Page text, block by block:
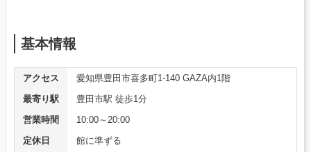
基本情報
アクセス
愛知県豊田市喜多町1-140 GAZA内1階
最寄り駅
豊田市駅 徒歩1分
営業時間
10:00～20:00
定休日
館に準ずる